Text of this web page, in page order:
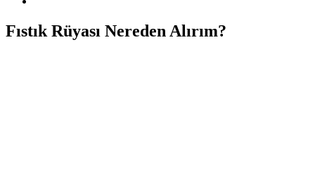
Fıstık Rüyası Nereden Alırım?